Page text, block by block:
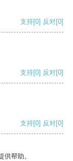
支持[0] 反对[0]
支持[0] 反对[0]
支持[0] 反对[0]
帮助。